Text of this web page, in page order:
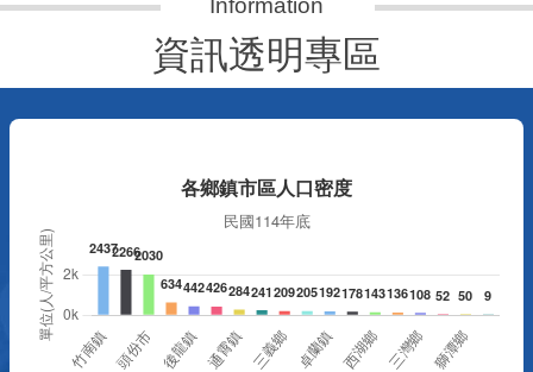
資訊透明專區